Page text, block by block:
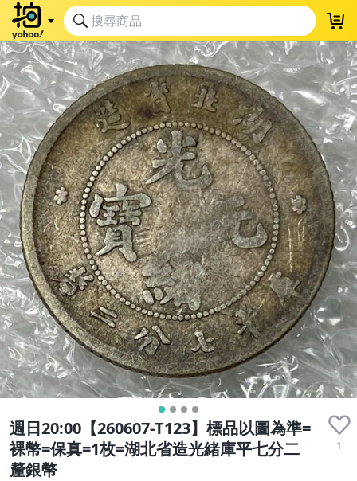
週日20:00【260607-T123】標品以圖為準=
裸幣=保真=1枚=湖北省造光緒庫平七分二
釐銀幣
1